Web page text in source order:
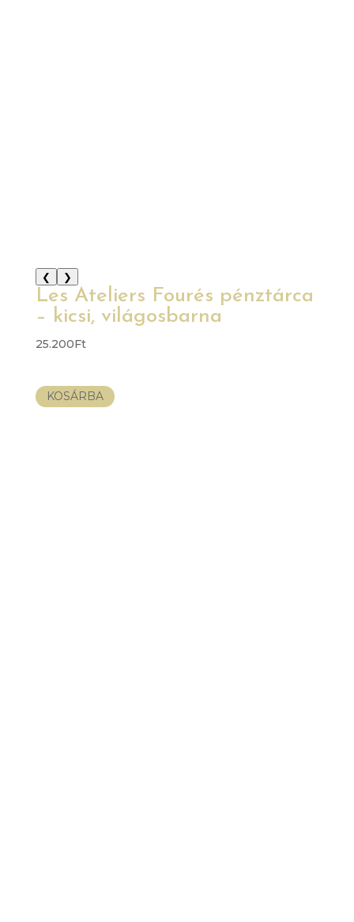
❮ ❯
Les Ateliers Fourés pénztárca
– kicsi, világosbarna
25.200Ft
KOSÁRBA